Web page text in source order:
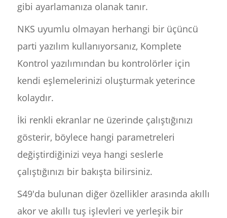
gibi ayarlamanıza olanak tanır.
NKS uyumlu olmayan herhangi bir üçüncü
parti yazılım kullanıyorsanız, Komplete
Kontrol yazılımından bu kontrolörler için
kendi eşlemelerinizi oluşturmak yeterince
kolaydır.
İki renkli ekranlar ne üzerinde çalıştığınızı
gösterir, böylece hangi parametreleri
değiştirdiğinizi veya hangi seslerle
çalıştığınızı bir bakışta bilirsiniz.
S49'da bulunan diğer özellikler arasında akıllı
akor ve akıllı tuş işlevleri ve yerleşik bir